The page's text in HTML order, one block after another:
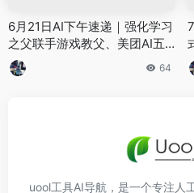
6月21日AI下午速递｜强化学习
之父联手游戏教父、美团AI五
连炸场、Token补贴战揭秘：
你20美元烧了400美元算力
64
uool工具AI导航，是一个专注人